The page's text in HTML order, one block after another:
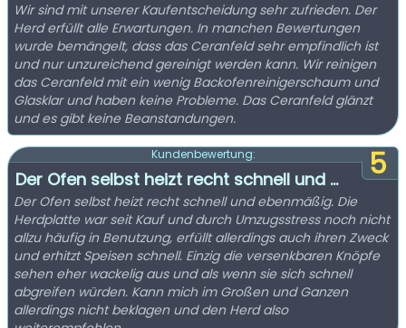
Wir sind mit unserer Kaufentscheidung sehr zufrieden. Der
Herd erfüllt alle Erwartungen. In manchen Bewertungen
wurde bemängelt, dass das Ceranfeld sehr empfindlich ist
und nur unzureichend gereinigt werden kann. Wir reinigen
das Ceranfeld mit ein wenig Backofenreinigerschaum und
Glasklar und haben keine Probleme. Das Ceranfeld glänzt
und es gibt keine Beanstandungen.
5
Kundenbewertung:
Der Ofen selbst heizt recht schnell und ...
Der Ofen selbst heizt recht schnell und ebenmäßig. Die
Herdplatte war seit Kauf und durch Umzugsstress noch nicht
allzu häufig in Benutzung, erfüllt allerdings auch ihren Zweck
und erhitzt Speisen schnell. Einzig die versenkbaren Knöpfe
sehen eher wackelig aus und als wenn sie sich schnell
abgreifen würden. Kann mich im Großen und Ganzen
allerdings nicht beklagen und den Herd also